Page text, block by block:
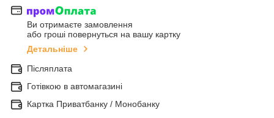
Ви отримаєте замовлення
або гроші повернуться на вашу картку
Детальніше
Післяплата
Готівкою в автомагазині
Картка Приватбанку / Монобанку